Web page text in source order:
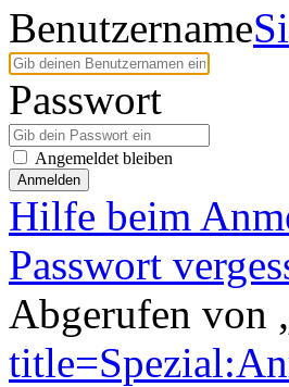
Benutzername
Passwort
Angemeldet bleiben
Anmelden
Hilfe beim
Passwort
Abgerufen von